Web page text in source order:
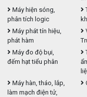
Máy hiện sóng,
phân tích logic
Máy phát tín hiệu,
phát hàm
Máy đo độ bụi,
đếm hạt tiểu phân
Máy hàn, tháo, lắp,
làm mạch điện tử,